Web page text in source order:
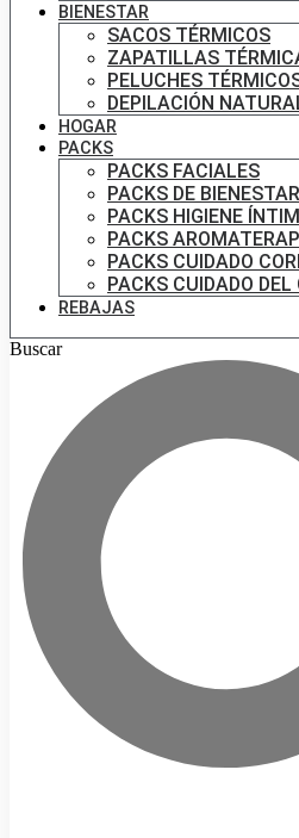
BIENESTAR
SACOS TÉRMICOS
ZAPATILLAS
PELUCHES
DEPILACIÓN
HOGAR
PACKS
PACKS FACIALES
PACKS DE BIENESTAR
PACKS HIGIENE
PACKS
PACKS CUIDADO
PACKS CUIDADO DEL
REBAJAS
Buscar